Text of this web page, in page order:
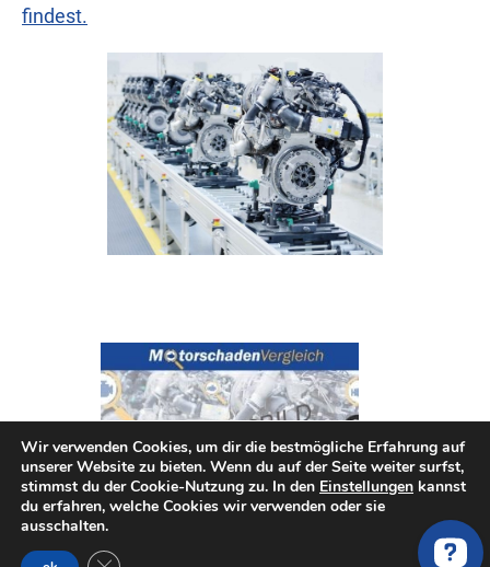
findest.
Wir verwenden Cookies, um dir die bestmögliche Erfahrung auf
unserer Website zu bieten. Wenn du auf der Seite weiter surfst,
stimmst du der Cookie-Nutzung zu. In den Einstellungen kannst
du erfahren, welche Cookies wir verwenden oder sie
ausschalten.
GDPR Cookie-Banner schließen